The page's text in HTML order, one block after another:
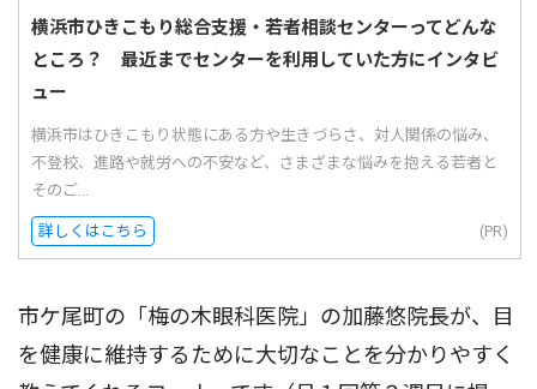
横浜市ひきこもり総合支援・若者相談センターってどんな
ところ？ 最近までセンターを利用していた方にインタビ
ュー
横浜市はひきこもり状態にある方や生きづらさ、対人関係の悩み、
不登校、進路や就労への不安など、さまざまな悩みを抱える若者と
そのご...
詳しくはこちら (PR)
市ケ尾町の「梅の木眼科医院」の加藤悠院長が、目
を健康に維持するために大切なことを分かりやすく